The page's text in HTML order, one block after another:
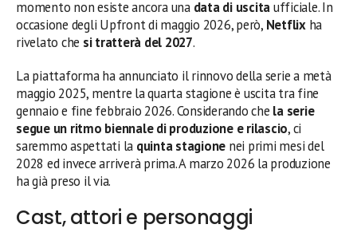
momento non esiste ancora unadata di uscitaufficiale. In
occasione degli Upfront di maggio 2026, però, Netflixha
rivelato che si tratterà del 2027.
La piattaforma ha annunciato il rinnovo della serie a metà
maggio 2025, mentre la quarta stagione è uscita tra fine
gennaio e fine febbraio 2026. Considerando che la serie
segue un ritmo biennale di produzione e rilascio, ci
saremmo aspettati la quinta stagione nei primi mesi del
2028 ed invece arriverà prima. A marzo 2026 la produzione
ha già preso il via.
Cast, attori e personaggi